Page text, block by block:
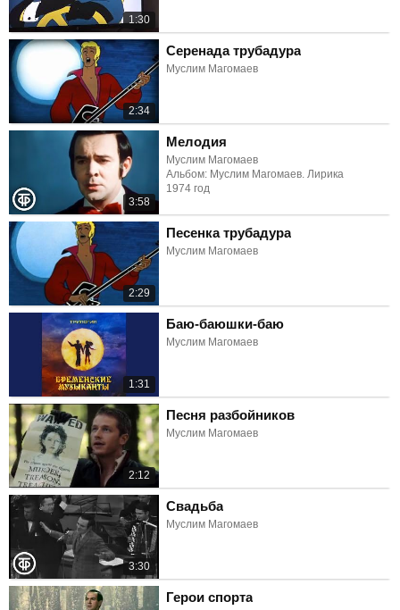
1:30
2:34
Серенада трубадура
Муслим Магомаев
3:58
Мелодия
Муслим Магомаев
Альбом: Муслим Магомаев. Лирика
1974 год
2:29
Песенка трубадура
Муслим Магомаев
1:31
Баю-баюшки-баю
Муслим Магомаев
2:12
Песня разбойников
Муслим Магомаев
3:30
Свадьба
Муслим Магомаев
Герои спорта